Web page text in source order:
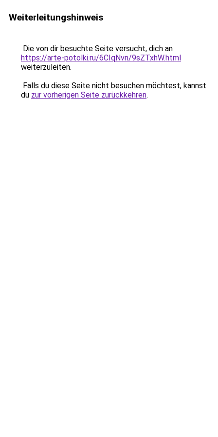
Weiterleitungshinweis
Die von dir besuchte Seite versucht, dich an
https://arte-potolki.ru/6CIqNvn/9sZTxhW.html
weiterzuleiten.
Falls du diese Seite nicht besuchen möchtest, kannst
du zur vorherigen Seite zurückkehren.